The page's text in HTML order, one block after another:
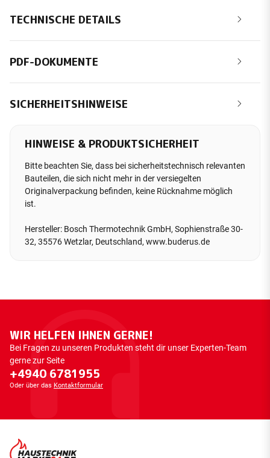
TECHNISCHE DETAILS
PDF-DOKUMENTE
SICHERHEITSHINWEISE
HINWEISE & PRODUKTSICHERHEIT
Bitte beachten Sie, dass bei sicherheitstechnisch relevanten
Bauteilen, die sich nicht mehr in der versiegelten
Originalverpackung befinden, keine Rücknahme möglich
ist.
Hersteller: Bosch Thermotechnik GmbH, Sophienstraße 30-
32, 35576 Wetzlar, Deutschland, www.buderus.de
WIR HELFEN IHNEN GERNE!
Bei Fragen zu unseren Produkten steht dir unser Experten-Team
gerne zur Seite
+4940 6781955
Oder über das Kontaktformular